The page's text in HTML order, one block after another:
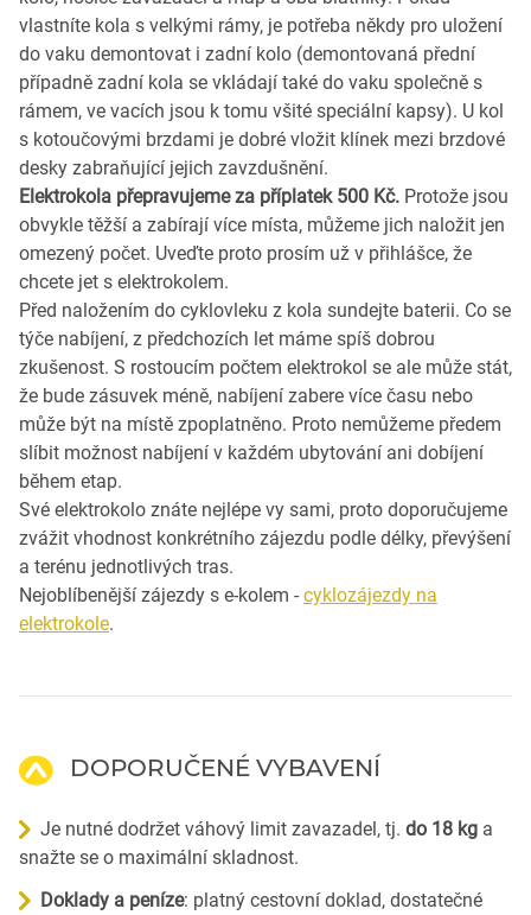
vlastníte kola s velkými rámy, je potřeba někdy pro uložení
do vaku demontovat i zadní kolo (demontovaná přední
případně zadní kola se vkládají také do vaku společně s
rámem, ve vacích jsou k tomu všité speciální kapsy). U kol
s kotoučovými brzdami je dobré vložit klínek mezi brzdové
desky zabraňující jejich zavzdušnění.
Elektrokola přepravujeme za příplatek 500 Kč. Protože jsou
obvykle těžší a zabírají více místa, můžeme jich naložit jen
omezený počet. Uveďte proto prosím už v přihlášce, že
chcete jet s elektrokolem.
Před naložením do cyklovleku z kola sundejte baterii. Co se
týče nabíjení, z předchozích let máme spíš dobrou
zkušenost. S rostoucím počtem elektrokol se ale může stát,
že bude zásuvek méně, nabíjení zabere více času nebo
může být na místě zpoplatněno. Proto nemůžeme předem
slíbit možnost nabíjení v každém ubytování ani dobíjení
během etap.
Své elektrokolo znáte nejlépe vy sami, proto doporučujeme
zvážit vhodnost konkrétního zájezdu podle délky, převýšení
a terénu jednotlivých tras.
Nejoblíbenější zájezdy s e-kolem - cyklozájezdy na
elektrokole.
DOPORUČENÉ VYBAVENÍ
Je nutné dodržet váhový limit zavazadel, tj. do 18 kg a
snažte se o maximální skladnost.
Doklady a peníze: platný cestovní doklad, dostatečné